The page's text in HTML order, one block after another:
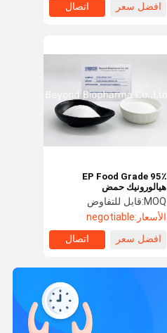
افضل سعر
اتصال
95٪ EP Food Grade
هيالورونيك حمض
MOQ: قابل للتفاوض
الأسعار:negotiable
افضل سعر
اتصال